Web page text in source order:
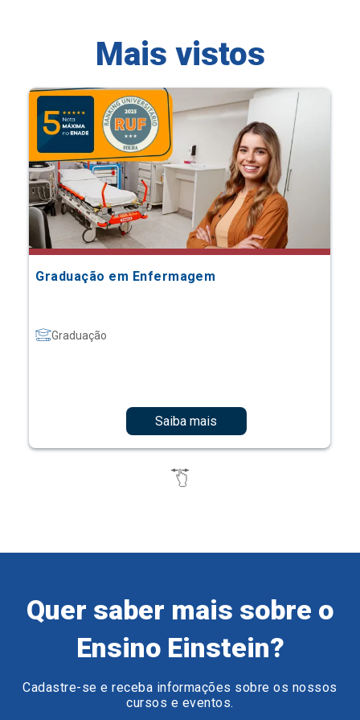
Mais vistos
Graduação em Enfermagem
Graduação
Saiba mais
Quer saber mais sobre o
Ensino Einstein?
Cadastre-se e receba informações sobre os nossos
cursos e eventos.